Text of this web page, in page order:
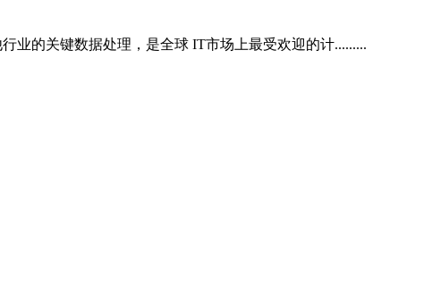
业的关键数据处理，是全球 IT市场上最受欢迎的计.........